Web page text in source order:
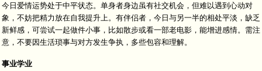
今日爱情运势处于中平状态。单身者身边虽有社交机会，但难以遇到心动对
象，不妨把精力放在自我提升上。有伴侣者，今日与另一半的相处平淡，缺乏
新鲜感，可尝试一起做件小事，比如散步或看一部老电影，能增进感情。需注
意，不要因生活琐事与对方发生争执，多些包容和理解。
事业学业